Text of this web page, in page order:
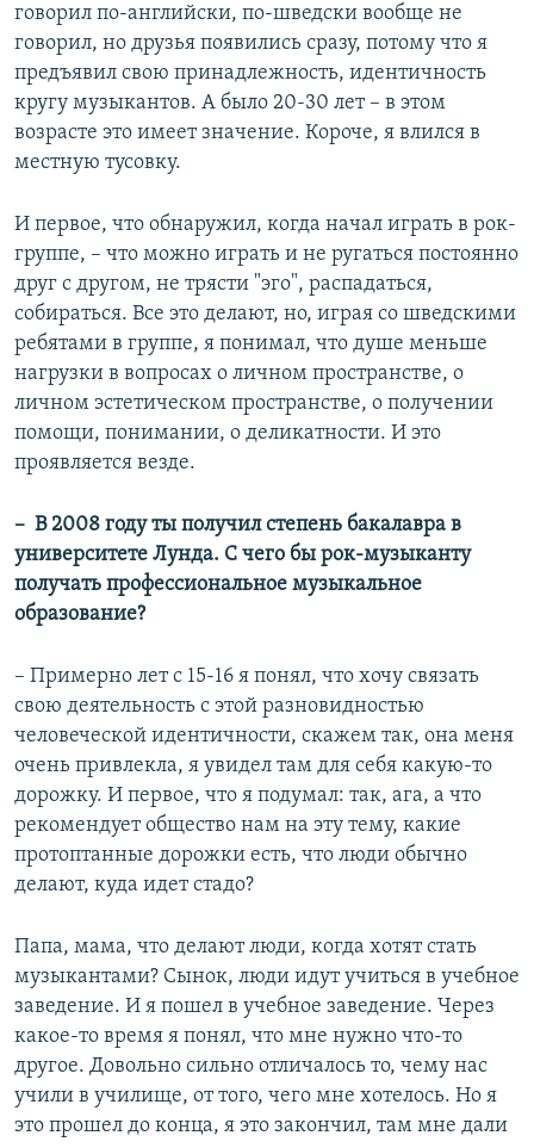
говорил по-английски, по-шведски вообще не
говорил, но друзья появились сразу, потому что я
предъявил свою принадлежность, идентичность
кругу музыкантов. А было 20-30 лет – в этом
возрасте это имеет значение. Короче, я влился в
местную тусовку.
И первое, что обнаружил, когда начал играть в рок-
группе, – что можно играть и не ругаться постоянно
друг с другом, не трясти "эго", распадаться,
собираться. Все это делают, но, играя со шведскими
ребятами в группе, я понимал, что душе меньше
нагрузки в вопросах о личном пространстве, о
личном эстетическом пространстве, о получении
помощи, понимании, о деликатности. И это
проявляется везде.
– В 2008 году ты получил степень бакалавра в
университете Лунда. С чего бы рок-музыканту
получать профессиональное музыкальное
образование?
– Примерно лет с 15-16 я понял, что хочу связать
свою деятельность с этой разновидностью
человеческой идентичности, скажем так, она меня
очень привлекла, я увидел там для себя какую-то
дорожку. И первое, что я подумал: так, ага, а что
рекомендует общество нам на эту тему, какие
протоптанные дорожки есть, что люди обычно
делают, куда идет стадо?
Папа, мама, что делают люди, когда хотят стать
музыкантами? Сынок, люди идут учиться в учебное
заведение. И я пошел в учебное заведение. Через
какое-то время я понял, что мне нужно что-то
другое. Довольно сильно отличалось то, чему нас
учили в училище, от того, чего мне хотелось. Но я
это прошел до конца, я это закончил, там мне дали